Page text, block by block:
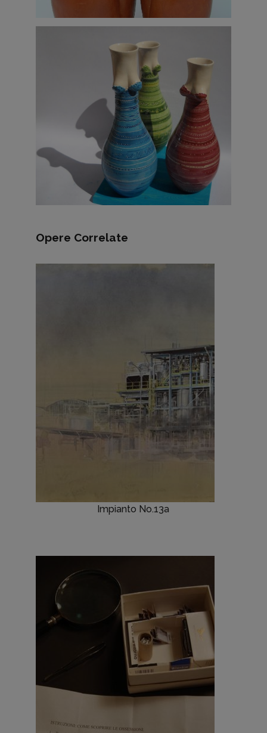
Opere Correlate
Impianto No.13a